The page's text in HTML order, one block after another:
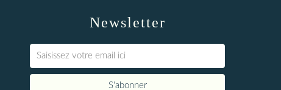
Newsletter